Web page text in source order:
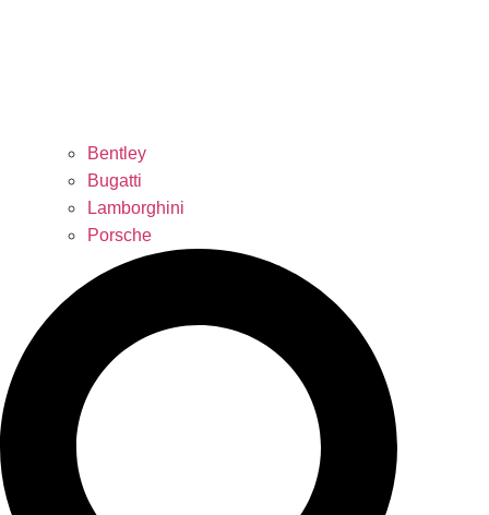
Bentley
Bugatti
Lamborghini
Porsche